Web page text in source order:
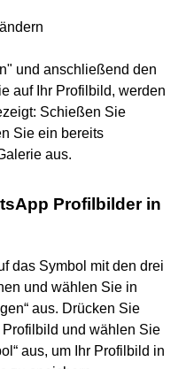
und anschließend den
auf Ihr Profilbild, werden
Schießen Sie
Sie ein bereits
aus.
Profilbilder in
das Symbol mit den drei
und wählen Sie in
aus. Drücken Sie
und wählen Sie
aus, um Ihr Profilbild in